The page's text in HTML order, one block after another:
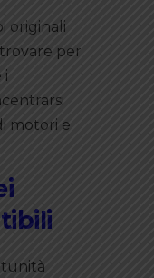
originali
per
i
motori e